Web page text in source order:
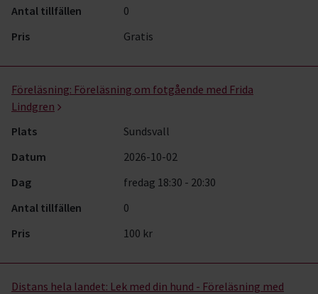
Antal tillfällen
0
Pris
Gratis
Föreläsning: Föreläsning om fotgående med Frida
Lindgren
Plats
Sundsvall
Datum
2026-10-02
Dag
fredag 18:30 - 20:30
Antal tillfällen
0
Pris
100 kr
Distans hela landet: Lek med din hund - Föreläsning med